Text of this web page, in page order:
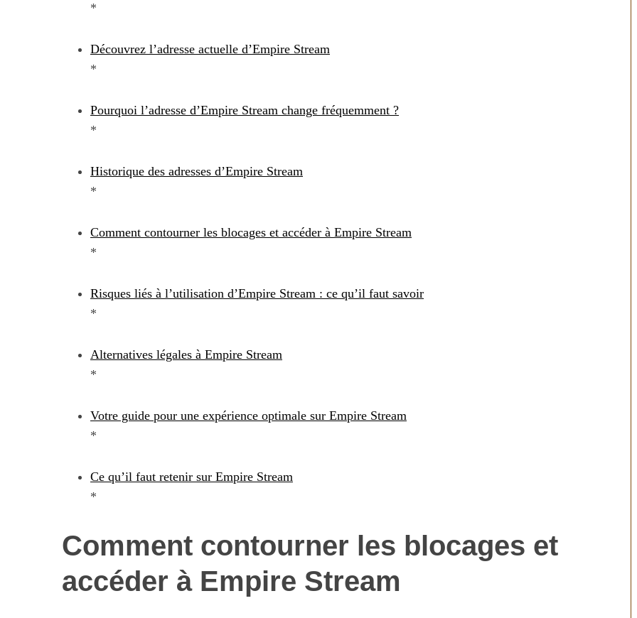
*
Découvrez l’adresse actuelle d’Empire Stream
*
Pourquoi l’adresse d’Empire Stream change fréquemment ?
*
Historique des adresses d’Empire Stream
*
Comment contourner les blocages et accéder à Empire Stream
*
Risques liés à l’utilisation d’Empire Stream : ce qu’il faut savoir
*
Alternatives légales à Empire Stream
*
Votre guide pour une expérience optimale sur Empire Stream
*
Ce qu’il faut retenir sur Empire Stream
*
Comment contourner les blocages et
accéder à Empire Stream